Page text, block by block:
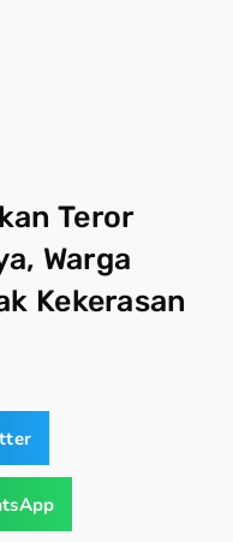
Teror
Warga
Kekerasan